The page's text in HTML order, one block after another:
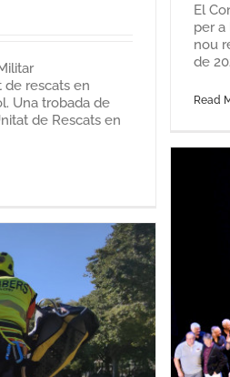
El
per a
nou
de
Read
rescats en
Una trobada de
de Rescats en
la pandèmia,
jubilades